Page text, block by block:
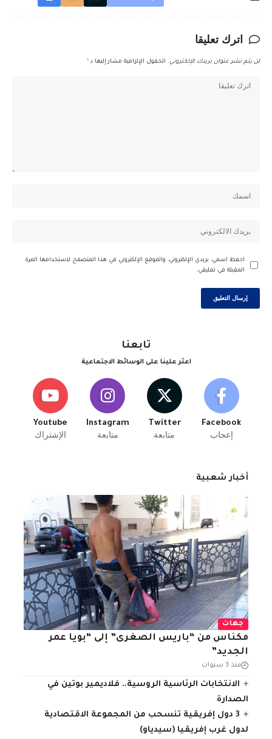
اترك تعليقا
لن يتم نشر عنوان بريدك الإلكتروني. الحقول الإلزامية مشار إليها بـ *
احفظ اسمي، بريدي الإلكتروني، والموقع الإلكتروني في هذا المتصفح لاستخدامها المرة
المقبلة في تعليقي.
تابعنا
اعثر علينا على الوسائط الاجتماعية
Facebook
إعجاب
Twitter
متابعة
Instagram
متابعة
Youtube
الإشتراك
أخبار شعبية
جهات
مكناس من “باريس الصغرى” إلى “بويا عمر
الجديد”
منذ 3 سنوات
الانتخابات الرئاسية الروسية.. فلاديمير بوتين في
الصدارة
3 دول إفريقية تنسحب من المجموعة الاقتصادية
لدول غرب إفريقيا (سيدياو)